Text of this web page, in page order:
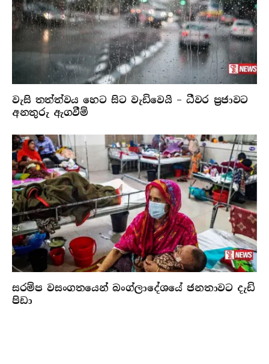
වැසි තත්ත්වය හෙට සිට වැඩිවෙයි – ධීවර ප්‍රජාවට
අනතුරු ඇගවීම්
සරම්ප වසංගතයෙන් බංග්ලාදේශයේ ජනතාවට දැඩි
පිඩා